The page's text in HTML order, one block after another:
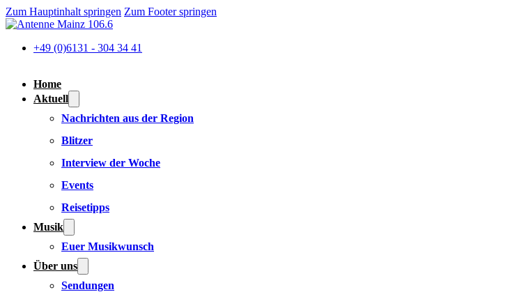
Zum Hauptinhalt springen Zum Footer springen
+49 (0)6131 - 304 34 41
Home
Aktuell
Nachrichten aus der Region
Blitzer
Interview der Woche
Events
Reisetipps
Musik
Euer Musikwunsch
Über uns
Sendungen